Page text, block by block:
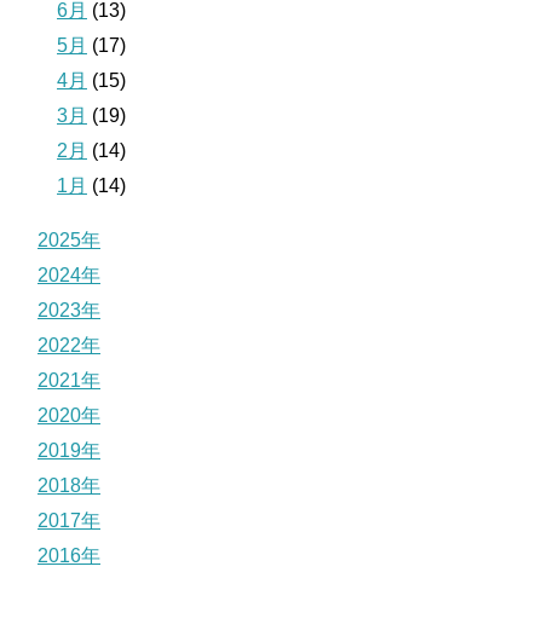
6月 (13)
5月 (17)
4月 (15)
3月 (19)
2月 (14)
1月 (14)
2025年
2024年
2023年
2022年
2021年
2020年
2019年
2018年
2017年
2016年